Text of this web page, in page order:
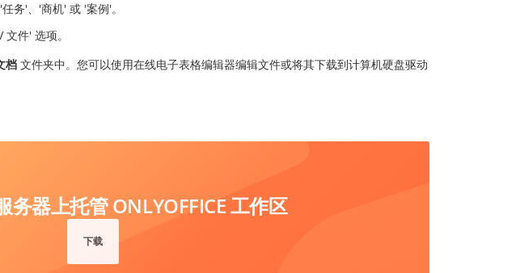
务'、'商机' 或 '案例'。
件' 选项。
档 文件夹中。您可以使用在线电子表格编辑器编辑文件或将其下载到计算机硬盘驱动
务器上托管 ONLYOFFICE 工作区
下载